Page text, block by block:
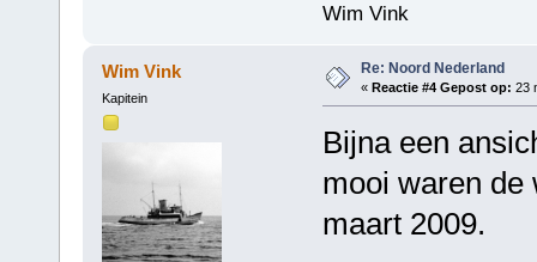
Wim Vink
Wim Vink
Kapitein
Re: Noord Nederland
« Reactie #4 Gepost op: 23
Bijna een
mooi waren de
maart 2009.